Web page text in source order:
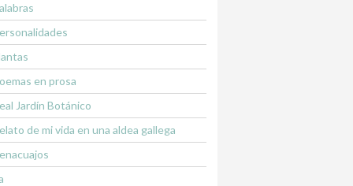
en prosa
Jardín Botánico
de mi vida en una aldea gallega